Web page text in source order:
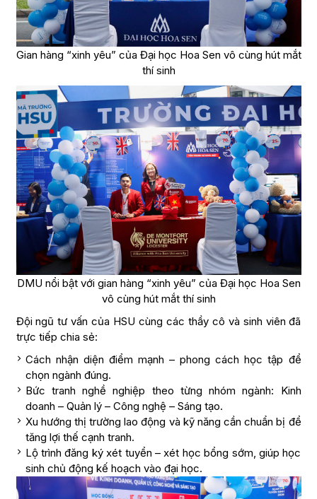
Gian hàng “xinh yêu” của Đại học Hoa Sen vô cùng hút mắt
thí sinh
DMU nổi bật với gian hàng “xinh yêu” của Đại học Hoa Sen
vô cùng hút mắt thí sinh
Đội ngũ tư vấn của HSU cùng các thầy cô và sinh viên đã
trực tiếp chia sẻ:
Cách nhận diện điểm mạnh – phong cách học tập để
chọn ngành đúng.
Bức tranh nghề nghiệp theo từng nhóm ngành: Kinh
doanh – Quản lý – Công nghệ – Sáng tạo.
Xu hướng thị trường lao động và kỹ năng cần chuẩn bị để
tăng lợi thế cạnh tranh.
Lộ trình đăng ký xét tuyển – xét học bổng sớm, giúp học
sinh chủ động kế hoạch vào đại học.